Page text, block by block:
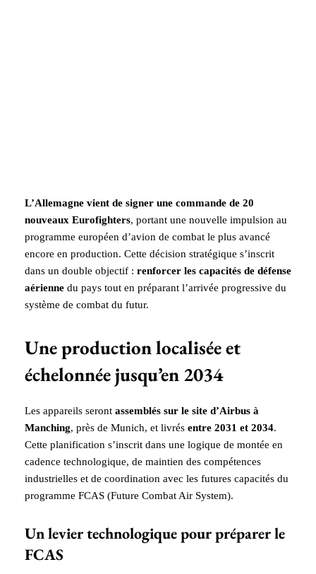
L’Allemagne vient de signer une commande de 20
nouveaux Eurofighters, portant une nouvelle impulsion au
programme européen d’avion de combat le plus avancé
encore en production. Cette décision stratégique s’inscrit
dans un double objectif : renforcer les capacités de défense
aérienne du pays tout en préparant l’arrivée progressive du
système de combat du futur.
Une production localisée et
échelonnée jusqu’en 2034
Les appareils seront assemblés sur le site d’Airbus à
Manching, près de Munich, et livrés entre 2031 et 2034.
Cette planification s’inscrit dans une logique de montée en
cadence technologique, de maintien des compétences
industrielles et de coordination avec les futures capacités du
programme FCAS (Future Combat Air System).
Un levier technologique pour préparer le
FCAS